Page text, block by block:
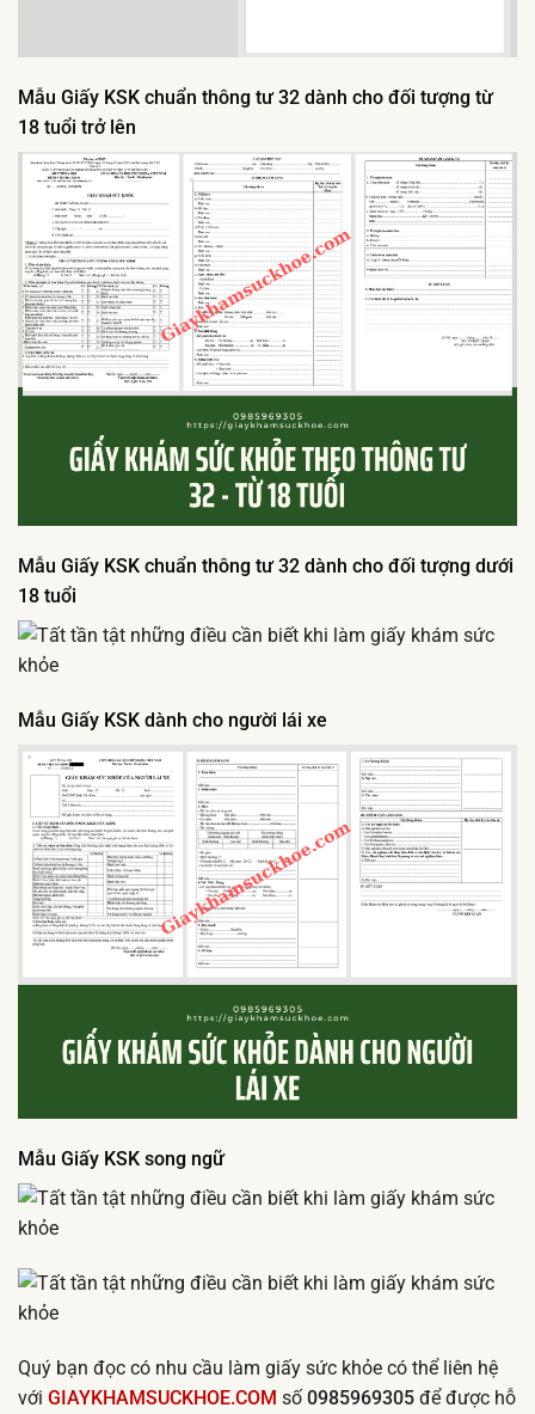
Mẫu Giấy KSK chuẩn thông tư 32 dành cho đối tượng từ
18 tuổi trở lên
Mẫu Giấy KSK chuẩn thông tư 32 dành cho đối tượng dưới
18 tuổi
Mẫu Giấy KSK dành cho người lái xe
Mẫu Giấy KSK song ngữ
Quý bạn đọc có nhu cầu làm giấy sức khỏe có thể liên hệ
với GIAYKHAMSUCKHOE.COM số0985969305 để được hỗ